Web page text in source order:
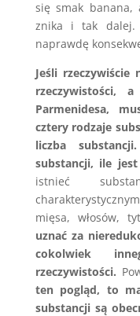
się smak banana,
znika i tak dalej.
naprawdę
Jeśli
rzeczywistości,
Parmenidesa,
cztery rodzaje
liczba substancji.
substancji, ile
istnieć
mięsa, włosów,
uznać za
cokolwiek
rzeczywistości.
ten pogląd, to
substancji są